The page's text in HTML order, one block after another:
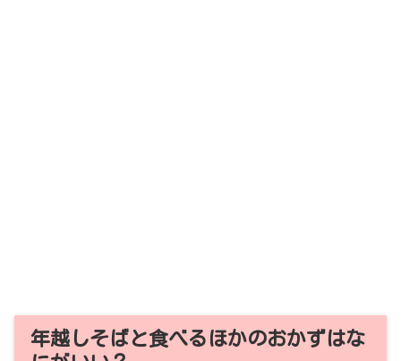
年越しそばと食べるほかのおかずはな